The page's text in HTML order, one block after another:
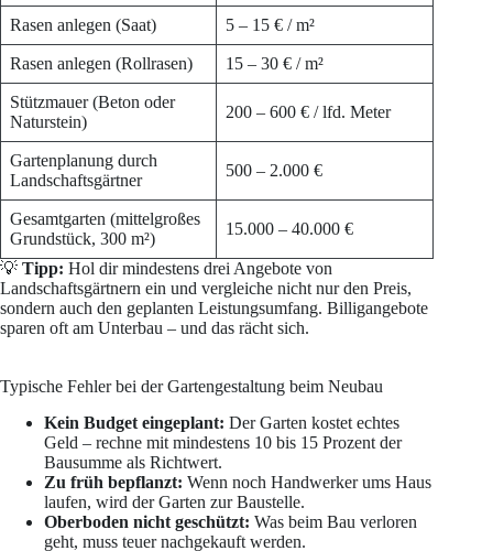
Rasen anlegen (Saat) 5 – 15 € / m²
Rasen anlegen (Rollrasen) 15 – 30 € / m²
Stützmauer (Beton oder
Naturstein)
200 – 600 € / lfd. Meter
Gartenplanung durch
Landschaftsgärtner
500 – 2.000 €
Gesamtgarten (mittelgroßes
Grundstück, 300 m²)
15.000 – 40.000 €
💡 Tipp: Hol dir mindestens drei Angebote von
Landschaftsgärtnern ein und vergleiche nicht nur den Preis,
sondern auch den geplanten Leistungsumfang. Billigangebote
sparen oft am Unterbau – und das rächt sich.
Typische Fehler bei der Gartengestaltung beim Neubau
Kein Budget eingeplant: Der Garten kostet echtes
Geld – rechne mit mindestens 10 bis 15 Prozent der
Bausumme als Richtwert.
Zu früh bepflanzt: Wenn noch Handwerker ums Haus
laufen, wird der Garten zur Baustelle.
Oberboden nicht geschützt: Was beim Bau verloren
geht, muss teuer nachgekauft werden.